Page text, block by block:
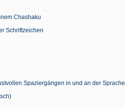
Chashaku
Schriftzeichen
Spaziergängen in und an der Sprache